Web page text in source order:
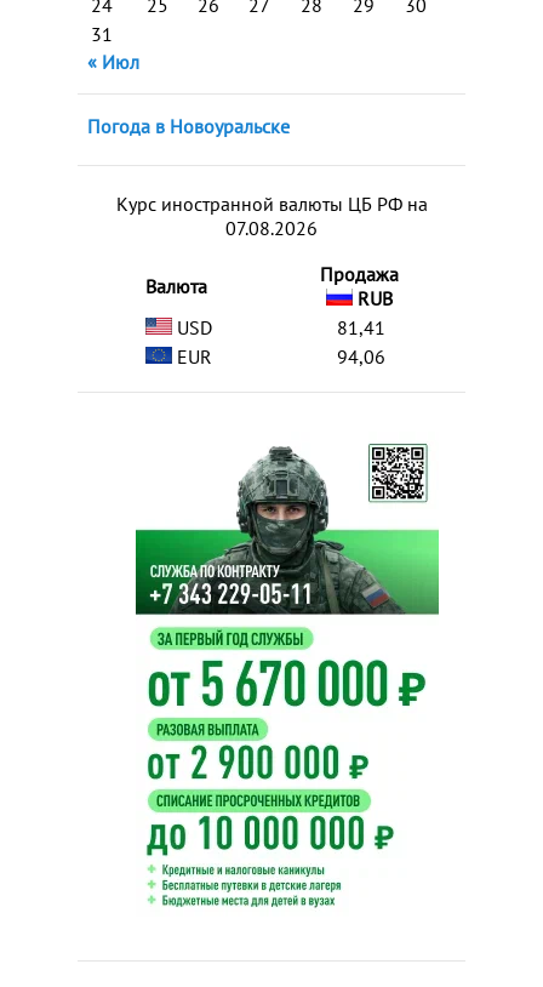
24 25 26 27 28 29
30
31
« Июл
Погода в Новоуральске
Курс иностранной валюты ЦБ РФ на
07.08.2026
Валюта
Продажа
RUB
USD
81,41
EUR
94,06